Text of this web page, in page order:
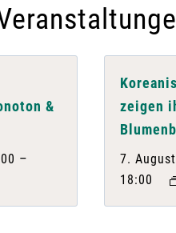
&
–
zeigen
7.
18:00